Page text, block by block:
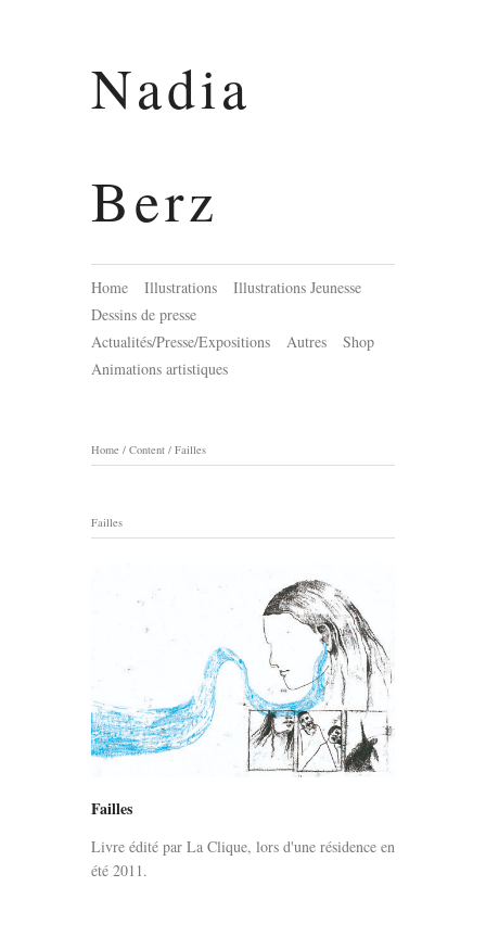
Nadia
Berz
Home Illustrations
Illustrations Jeunesse
Dessins de presse
Actualités/Presse/Expositions
Autres
Shop
Animations artistiques
Home / Content / Failles
Failles
Failles
Livre édité par La Clique, lors d'une résidence en
été 2011.